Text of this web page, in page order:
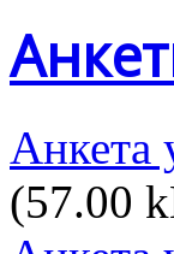
Анкета
(57.00